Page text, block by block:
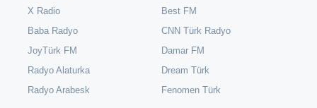
X Radio
Baba Radyo
JoyTürk FM
Radyo Alaturka
Radyo Arabesk
Best FM
CNN Türk Radyo
Damar FM
Dream Türk
Fenomen Türk